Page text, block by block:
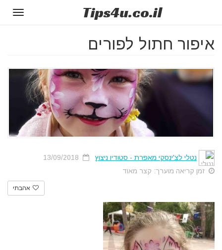
Tips4u.co.il
איפור חתול לפורים
נטלי לצ'ינסקי מאפרת - סטודיו ניצוץ
זמן קריאה מוערך: קצר מאוד
אהבתי